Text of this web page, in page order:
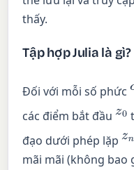
thấy.
Tập hợp Julia là gì?
Đối với mỗi số phức
các điểm bắt đầu z0
đạo dưới phép lặp zn
mãi mãi (không bao